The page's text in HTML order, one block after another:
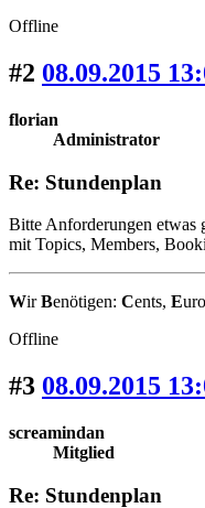
Offline
#2 08.09.2015
florian
Administrator
Re: Stundenplan
Bitte Anforderungen etwas
mit Topics, Members,
WirBenötigen: Cents, E
Offline
#3 08.09.2015
screamindan
Mitglied
Re: Stundenplan